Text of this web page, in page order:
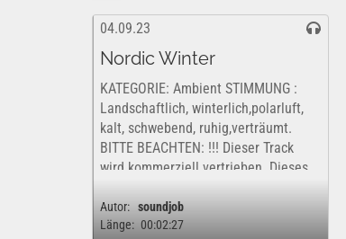
04.09.23
Nordic Winter
KATEGORIE: Ambient STIMMUNG :
Landschaftlich, winterlich,polarluft,
kalt, schwebend, ruhig,verträumt.
BITTE BEACHTEN: !!! Dieser Track
wird kommerziell vertrieben. Dieses
rechtlich für eine rein private,...
Autor: soundjob
Länge: 00:02:27